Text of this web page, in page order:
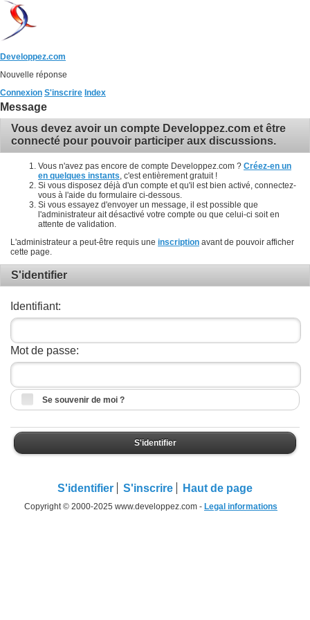
Developpez.com
Nouvelle réponse
Connexion S'inscrire Index
Message
Vous devez avoir un compte Developpez.com et être
connecté pour pouvoir participer aux discussions.
Vous n'avez pas encore de compte Developpez.com ? Créez-en un
en quelques instants , c'est entièrement gratuit !
Si vous disposez déjà d'un compte et qu'il est bien activé, connectez-
vous à l'aide du formulaire ci-dessous.
Si vous essayez d'envoyer un message, il est possible que
l'administrateur ait désactivé votre compte ou que celui-ci soit en
attente de validation.
L'administrateur a peut-être requis une inscription avant de pouvoir afficher
cette page.
S'identifier
Identifiant:
Mot de passe:
Se souvenir de moi ?
S'identifier
S'identifier S'inscrire Haut de page
Copyright © 2000-2025 www.developpez.com - Legal informations